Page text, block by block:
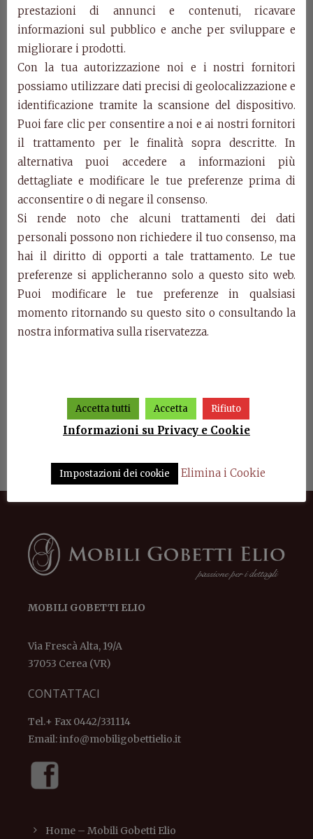
L. 225 P. 170 H .110
(misure rete/bedstead sizes 160×195)
Disponibile anche per rete da 180×195
E611
Comò con intarsio, 4 cassetti e ribalta attrezzata
L. 130 P. 55 H .115
E614
Specchiera rettangolare intagliata
L. 101 H. 88
Categorie:Collezione Dogi di Venezia
Prodotti della stessa categoria
Sala da pranzo Dogi di
Art. E600 – Credenzone
MOBILI GOBETTI ELIO
Via Frescà Alta, 19/A
37053 Cerea (VR)
CONTATTACI
Tel.+ Fax 0442/331114
Email:info@mobiligobettielio.it
Home – Mobili Gobetti Elio
prestazioni di annunci e contenuti, ricavare
informazioni sul pubblico e anche per sviluppare e
migliorare i prodotti.
Con la tua autorizzazione noi e i nostri fornitori
possiamo utilizzare dati precisi di geolocalizzazione e
identificazione tramite la scansione del dispositivo.
Puoi fare clic per consentire a noi e ai nostri fornitori
il trattamento per le finalità sopra descritte. In
alternativa puoi accedere a informazioni più
dettagliate e modificare le tue preferenze prima di
acconsentire o di negare il consenso.
Si rende noto che alcuni trattamenti dei dati
personali possono non richiedere il tuo consenso, ma
hai il diritto di opporti a tale trattamento. Le tue
preferenze si applicheranno solo a questo sito web.
Puoi modificare le tue preferenze in qualsiasi
momento ritornando su questo sito o consultando la
nostra informativa sulla riservatezza.
Accetta tutti Accetta Rifiuto
Informazioni su Privacy e Cookie
Impostazioni dei cookie Elimina i Cookie